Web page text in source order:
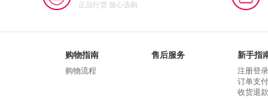
正品行货 放心选购
购物指南
购物流程
售后服务 新手指
注册登录
订单支付
收货退款